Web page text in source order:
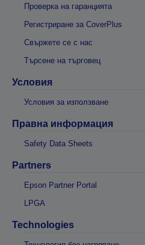
Проверка на гаранцията
Регистриране за CoverPlus
Свържете се с нас
Търсене на търговец
Условия
Условия за използване
Правна информация
Safety Data Sheets
Partners
Epson Partner Portal
LPGA
Technologies